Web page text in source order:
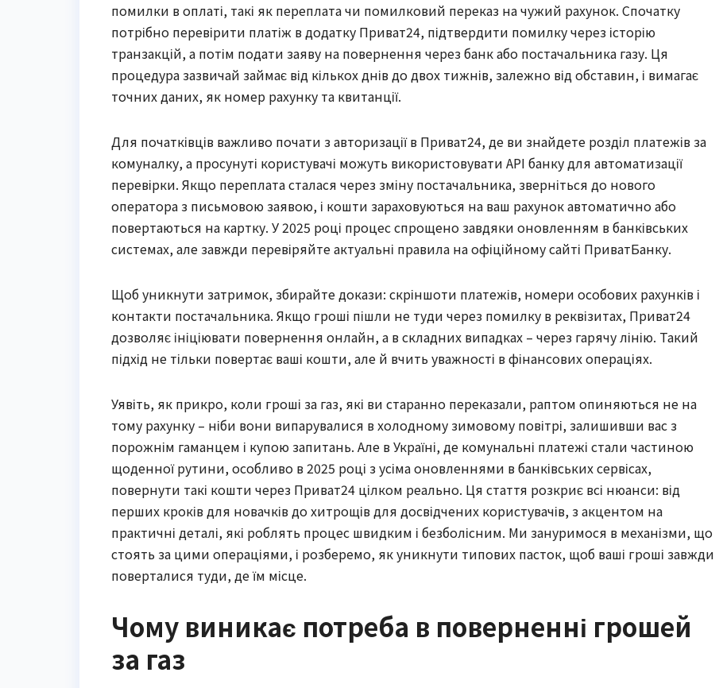
помилки в оплаті, такі як переплата чи помилковий переказ на чужий рахунок. Спочатку
потрібно перевірити платіж в додатку Приват24, підтвердити помилку через історію
транзакцій, а потім подати заяву на повернення через банк або постачальника газу. Ця
процедура зазвичай займає від кількох днів до двох тижнів, залежно від обставин, і вимагає
точних даних, як номер рахунку та квитанції.
Для початківців важливо почати з авторизації в Приват24, де ви знайдете розділ платежів за
комуналку, а просунуті користувачі можуть використовувати API банку для автоматизації
перевірки. Якщо переплата сталася через зміну постачальника, зверніться до нового
оператора з письмовою заявою, і кошти зараховуються на ваш рахунок автоматично або
повертаються на картку. У 2025 році процес спрощено завдяки оновленням в банківських
системах, але завжди перевіряйте актуальні правила на офіційному сайті ПриватБанку.
Щоб уникнути затримок, збирайте докази: скріншоти платежів, номери особових рахунків і
контакти постачальника. Якщо гроші пішли не туди через помилку в реквізитах, Приват24
дозволяє ініціювати повернення онлайн, а в складних випадках – через гарячу лінію. Такий
підхід не тільки повертає ваші кошти, але й вчить уважності в фінансових операціях.
Уявіть, як прикро, коли гроші за газ, які ви старанно переказали, раптом опиняються не на
тому рахунку – ніби вони випарувалися в холодному зимовому повітрі, залишивши вас з
порожнім гаманцем і купою запитань. Але в Україні, де комунальні платежі стали частиною
щоденної рутини, особливо в 2025 році з усіма оновленнями в банківських сервісах,
повернути такі кошти через Приват24 цілком реально. Ця стаття розкриє всі нюанси: від
перших кроків для новачків до хитрощів для досвідчених користувачів, з акцентом на
практичні деталі, які роблять процес швидким і безболісним. Ми зануримося в механізми, що
стоять за цими операціями, і розберемо, як уникнути типових пасток, щоб ваші гроші завжди
поверталися туди, де їм місце.
Чому виникає потреба в поверненні грошей
за газ